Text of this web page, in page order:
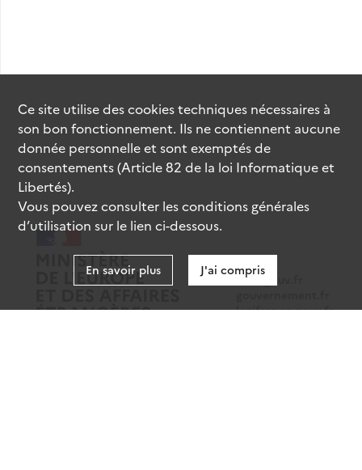
data.gouv.fr
legifrance.gouv.fr
Ce site utilise descookiestechniques nécessaires à
son bon fonctionnement. Ils ne contiennent aucune
donnée personnelle et sont exemptés de
consentements (Article 82 de la loi Informatique et
Libertés).
Vous pouvez consulter les conditions générales
d’utilisation sur le lien ci-dessous.
En savoir plus J'ai compris